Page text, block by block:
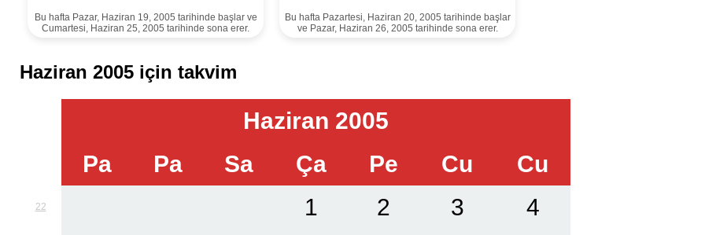
Bu hafta Pazar, Haziran 19, 2005 tarihinde başlar ve
Cumartesi, Haziran 25, 2005 tarihinde sona erer.
Bu hafta Pazartesi, Haziran 20, 2005 tarihinde başlar
ve Pazar, Haziran 26, 2005 tarihinde sona erer.
Haziran 2005 için takvim
Haziran 2005
Pa
Pa Sa Ça Pe Cu Cu
22 1 2 3 4